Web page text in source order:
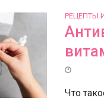
РЕЦЕПТЫ
Что